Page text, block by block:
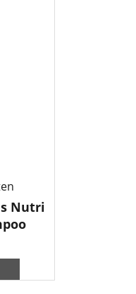
Nutri